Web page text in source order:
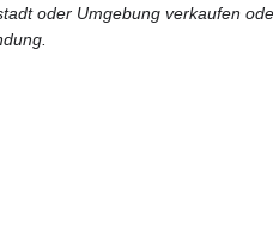
oder Umgebung verkaufen